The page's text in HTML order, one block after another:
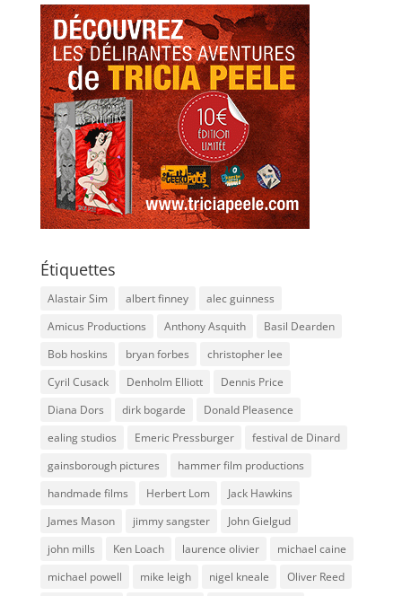
Étiquettes
Alastair Sim albert finney
alec guinness
Amicus Productions
Anthony Asquith
Basil Dearden
Bob hoskins
bryan forbes
christopher lee
Cyril Cusack
Denholm Elliott
Dennis Price
Diana Dors
dirk bogarde
Donald Pleasence
ealing studios
Emeric Pressburger
festival de Dinard
gainsborough pictures
hammer film productions
handmade films
Herbert Lom
Jack Hawkins
James Mason
jimmy sangster
John Gielgud
john mills
Ken Loach laurence olivier
michael caine
michael powell
mike leigh nigel kneale
Oliver Reed